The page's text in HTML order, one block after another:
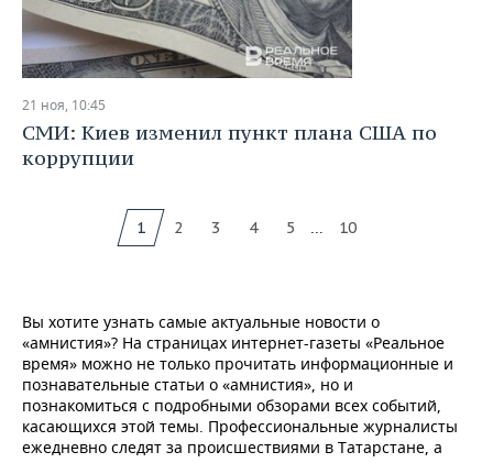
21 ноя, 10:45
СМИ: Киев изменил пункт плана США по
коррупции
1 2 3 4 5 ... 10
Вы хотите узнать самые актуальные новости о
«амнистия»? На страницах интернет-газеты «Реальное
время» можно не только прочитать информационные и
познавательные статьи о «амнистия», но и
познакомиться с подробными обзорами всех событий,
касающихся этой темы. Профессиональные журналисты
ежедневно следят за происшествиями в Татарстане, а